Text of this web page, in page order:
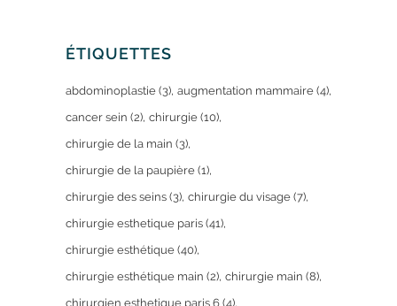
ÉTIQUETTES
abdominoplastie (3) augmentation mammaire (4)
cancer sein (2) chirurgie (10)
chirurgie de la main (3)
chirurgie de la paupière (1)
chirurgie des seins (3) chirurgie du visage (7)
chirurgie esthetique paris (41)
chirurgie esthétique (40)
chirurgie esthétique main (2) chirurgie main (8)
chirurgien esthetique paris 6 (4)